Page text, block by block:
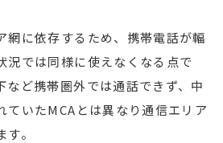
網に依存するため、携帯電話が輻
況では同様に使えなくなる点で
など携帯圏外では通話できず、中
ていたMCAとは異なり通信エリア
。